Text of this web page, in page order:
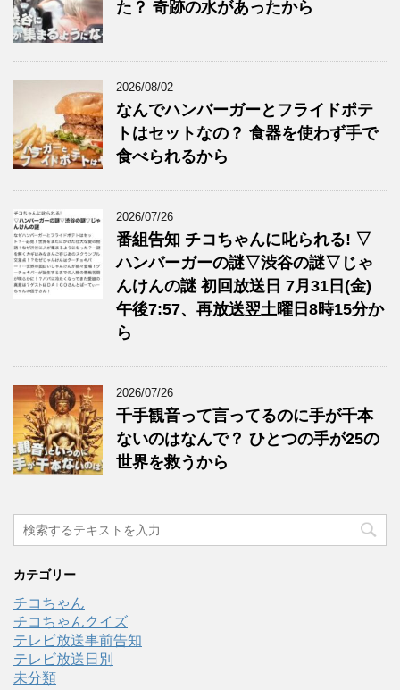
た？ 奇跡の水があったから
2026/08/02
なんでハンバーガーとフライドポテ
トはセットなの？ 食器を使わず手で
食べられるから
2026/07/26
番組告知 チコちゃんに叱られる! ▽
ハンバーガーの謎▽渋谷の謎▽じゃ
んけんの謎 初回放送日 7月31日(金)
午後7:57、再放送翌土曜日8時15分か
ら
2026/07/26
千手観音って言ってるのに手が千本
ないのはなんで？ ひとつの手が25の
世界を救うから
カテゴリー
チコちゃん
チコちゃんクイズ
テレビ放送事前告知
テレビ放送日別
未分類